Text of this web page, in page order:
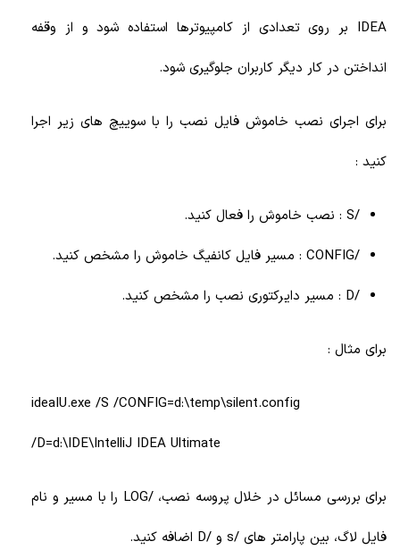
IDEA بر روی تعدادی از کامپیوترها استفاده شود و از وقفه
انداختن در کار دیگر کاربران جلوگیری شود.
برای اجرای نصب خاموش فایل نصب را با سوییچ های زیر اجرا
کنید :
/S : نصب خاموش را فعال کنید.
/CONFIG : مسیر فایل کانفیگ خاموش را مشخص کنید.
/D : مسیر دایرکتوری نصب را مشخص کنید.
برای مثال :
ideaIU.exe /S /CONFIG=d:\temp\silent.config
/D=d:\IDE\IntelliJ IDEA Ultimate
برای بررسی مسائل در خلال پروسه نصب، /LOG را با مسیر و نام
فایل لاگ، بین پارامتر های /s و /D اضافه کنید.